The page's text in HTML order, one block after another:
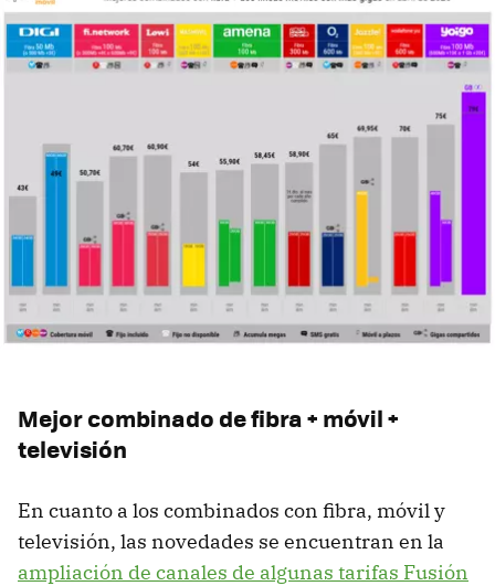
Mejor combinado de fibra + móvil +
televisión
En cuanto a los combinados con fibra, móvil y
televisión, las novedades se encuentran en la
ampliación de canales de algunas tarifas Fusión